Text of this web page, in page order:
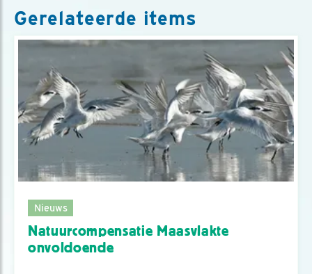
Gerelateerde items
Nieuws
Natuurcompensatie Maasvlakte
onvoldoende